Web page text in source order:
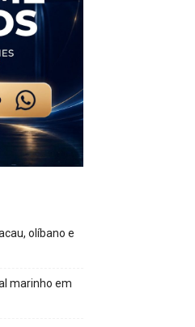
olíbano e
marinho em